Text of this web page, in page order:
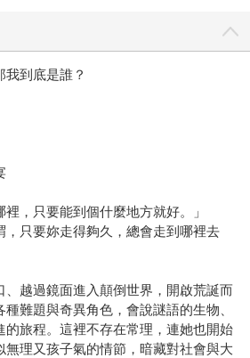
到底是誰？
裡，只要能到個什麼地方就好。」
，只要妳走得夠久，總會走到哪裡去
、越過鏡面進入顛倒世界，開啟荒誕而
難題與奇異角色，會說謎語的生物、
的旅程。這裡不存在常理，連她也開始
無理又孩子氣的情節，暗藏對社會與大